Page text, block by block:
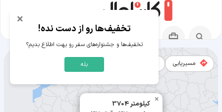
3704 کیلومتر ×
مسیریابی
مسیر پامپلونا به ازمیر
× تخفیف‌ها رو از دست نده!
تخفیف‌ها و جشنواره‌های سفر رو بهت اطلاع بدیم؟
بله